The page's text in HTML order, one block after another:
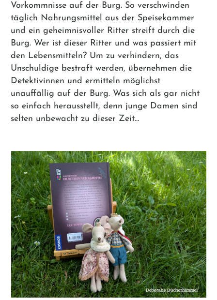
Vorkommnisse auf der Burg. So verschwinden
täglich Nahrungsmittel aus der Speisekammer
und ein geheimnisvoller Ritter streift durch die
Burg. Wer ist dieser Ritter und was passiert mit
den Lebensmitteln? Um zu verhindern, das
Unschuldige bestraft werden, übernehmen die
Detektivinnen und ermitteln möglichst
unauffällig auf der Burg. Was sich als gar nicht
so einfach herausstellt, denn junge Damen sind
selten unbewacht zu dieser Zeit…